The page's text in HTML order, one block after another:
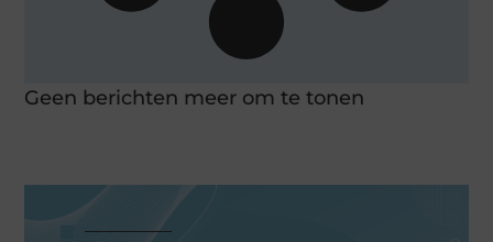
Geen berichten meer om te tonen